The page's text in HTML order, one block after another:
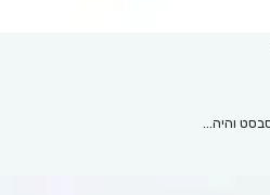
והיה…